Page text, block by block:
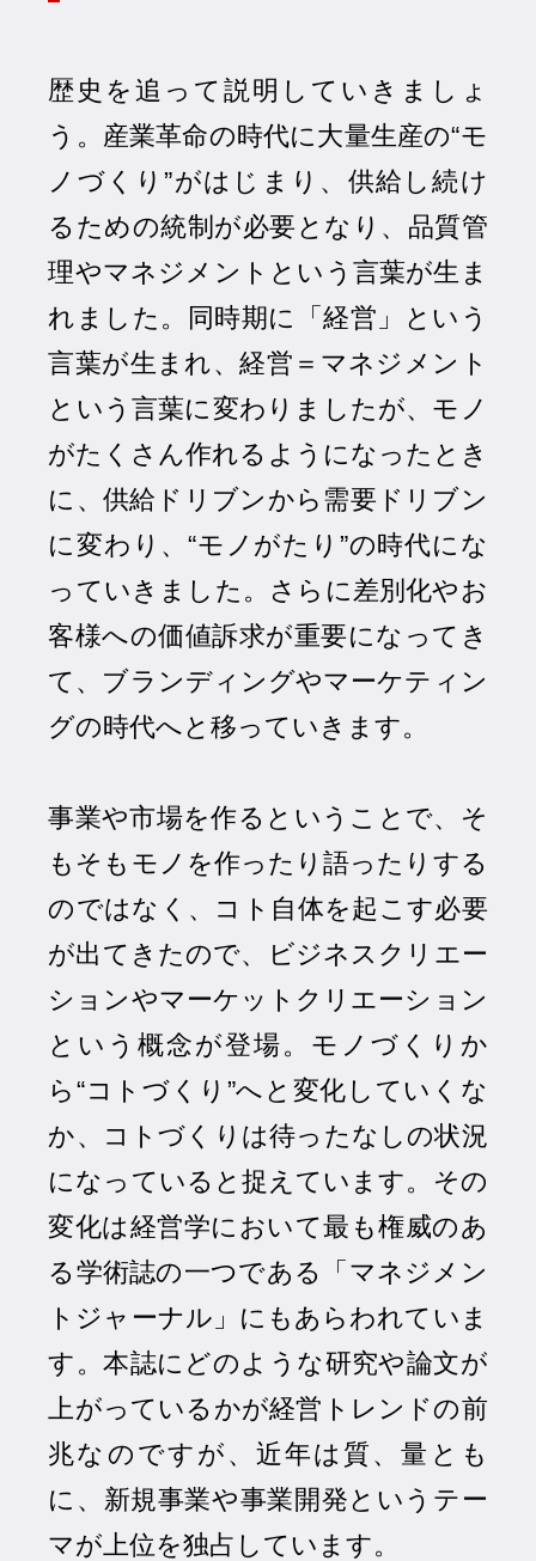
歴史を追って説明していきましょ
う。産業革命の時代に大量生産の“モ
ノづくり”がはじまり、供給し続け
るための統制が必要となり、品質管
理やマネジメントという言葉が生ま
れました。同時期に「経営」という
言葉が生まれ、経営＝マネジメント
という言葉に変わりましたが、モノ
がたくさん作れるようになったとき
に、供給ドリブンから需要ドリブン
に変わり、“モノがたり”の時代にな
っていきました。さらに差別化やお
客様への価値訴求が重要になってき
て、ブランディングやマーケティン
グの時代へと移っていきます。
事業や市場を作るということで、そ
もそもモノを作ったり語ったりする
のではなく、コト自体を起こす必要
が出てきたので、ビジネスクリエー
ションやマーケットクリエーション
という概念が登場。モノづくりか
ら“コトづくり”へと変化していくな
か、コトづくりは待ったなしの状況
になっていると捉えています。その
変化は経営学において最も権威のあ
る学術誌の一つである「マネジメン
トジャーナル」にもあらわれていま
す。本誌にどのような研究や論文が
上がっているかが経営トレンドの前
兆なのですが、近年は質、量とも
に、新規事業や事業開発というテー
マが上位を独占しています。